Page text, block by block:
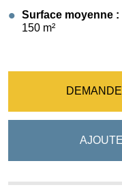
Surface moyenne :
150 m²